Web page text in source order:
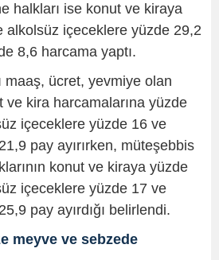
halkları ise konut ve kiraya
alkolsüz içeceklere yüzde 29,2
8,6 harcama yaptı.
maaş, ücret, yevmiye olan
ve kira harcamalarına yüzde
içeceklere yüzde 16 ve
pay ayırırken, müteşebbis
konut ve kiraya yüzde
içeceklere yüzde 17 ve
pay ayırdığı belirlendi.
meyve ve sebzede